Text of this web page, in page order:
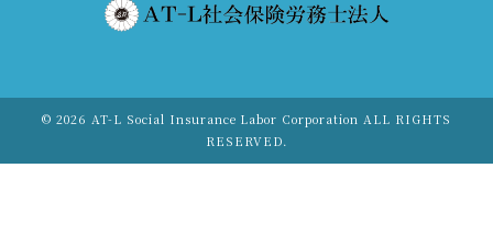
© 2026 AT-L Social Insurance Labor Corporation ALL RIGHTS
RESERVED.